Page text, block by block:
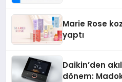
Marie Rose
yaptı
Daikin’den
dönem: